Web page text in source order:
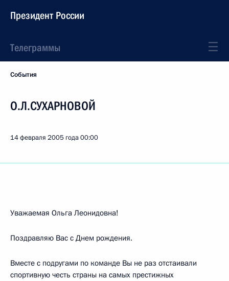
Президент России
Телеграммы
События
О.Л.СУХАРНОВОЙ
14 февраля 2005 года00:00
Уважаемая Ольга Леонидовна!
Поздравляю Вас с Днем рождения.
Вместе с подругами по команде Вы не раз отстаивали
спортивную честь страны на самых престижных